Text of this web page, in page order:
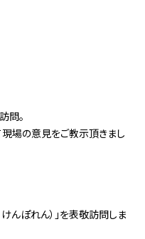
問。
場の意見をご教示頂きまし
んぽれん）」を表敬訪問しま